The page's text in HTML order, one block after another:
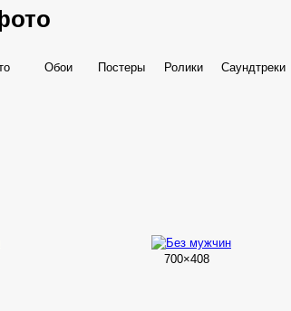
Обои Постеры Ролики Саундтреки
700×408